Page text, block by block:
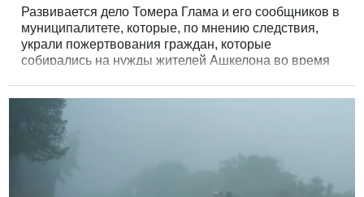
Развивается дело Томера Глама и его сообщников в
муниципалитете, которые, по мнению следствия,
украли пожертвования граждан, которые
собирались на нужды жителей Ашкелона во время